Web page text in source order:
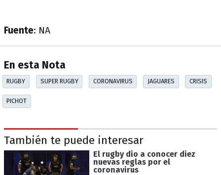
Fuente: NA
En esta Nota
RUGBY SUPER RUGBY CORONAVIRUS JAGUARES CRISIS
PICHOT
También te puede interesar
El rugby dio a conocer diez
nuevas reglas por el
coronavirus